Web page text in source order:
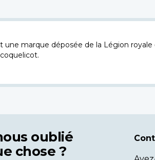
une marque déposée de la Légion
oublié
chose ?